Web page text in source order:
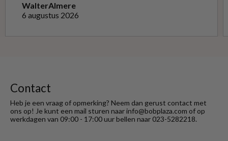
worden voor de goede; dat kon misschien in
Haarlem bij de winkel. Op meerdere mails
WalterAlmere
6 augustus 2026
Contact
Heb je een vraag of opmerking? Neem dan gerust contact met
ons op! Je kunt een mail sturen naar info@bobplaza.com of op
werkdagen van 09:00 - 17:00 uur bellen naar 023-5282218.